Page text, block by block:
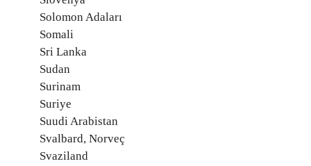
Solomon Adaları
Somali
Sri Lanka
Sudan
Surinam
Suriye
Suudi Arabistan
Svalbard, Norveç
Svaziland